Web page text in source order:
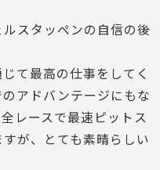
スタッペンの自信の後
て最高の仕事をしてく
アドバンテージにもな
レースで最速ピットス
が、とても素晴らしい